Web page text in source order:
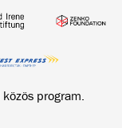
program.